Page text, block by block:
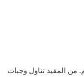
المفيد تناول وجبات